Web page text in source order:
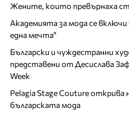
Жените, които превърнаха
Академията за мода се
една мечта"
Български и чуждестранни
представени от Десислава
Week
Pelagia Stage Couture открива
българската мода